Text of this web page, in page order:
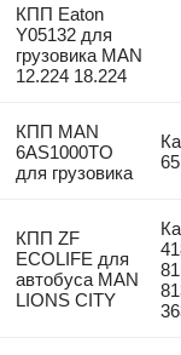
КПП Eaton
Y05132 для
грузовика MAN
12.224 18.224
КПП MAN
6AS1000TO
для грузовика
КПП ZF
ECOLIFE для
автобуса MAN
LIONS CITY